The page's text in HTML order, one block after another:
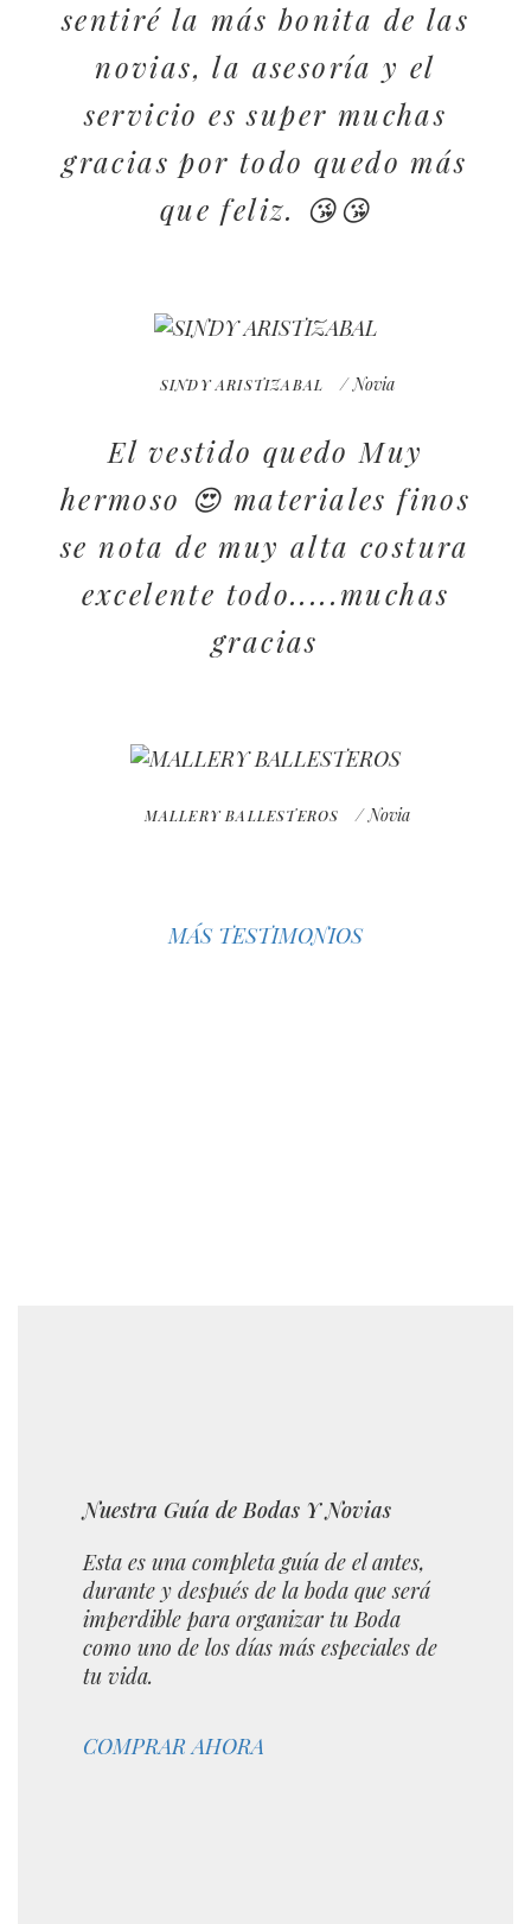
sentiré la más bonita de las
novias, la asesoría y el
servicio es super muchas
gracias por todo quedo más
que feliz. 😘😘
SINDY ARISTIZABAL / Novia
El vestido quedo Muy
hermoso 😍 materiales finos
se nota de muy alta costura
excelente todo.....muchas
gracias
MALLERY BALLESTEROS / Novia
MÁS TESTIMONIOS
Nuestra Guía de Bodas Y Novias
Esta es una completa guía de el antes,
durante y después de la boda que será
imperdible para organizar tu Boda
como uno de los días más especiales de
tu vida.
COMPRAR AHORA